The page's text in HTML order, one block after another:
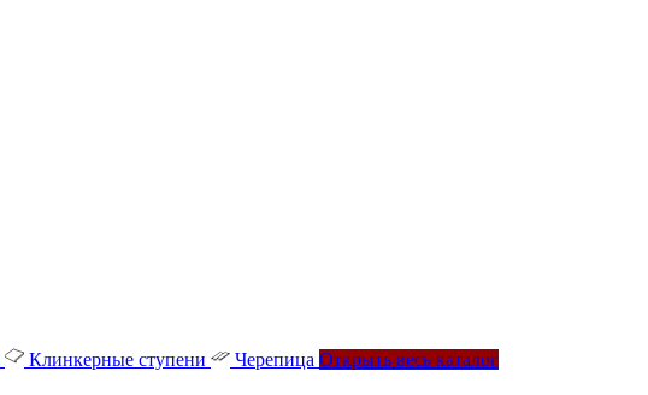
Клинкерные ступени Черепица Открыть весь каталог